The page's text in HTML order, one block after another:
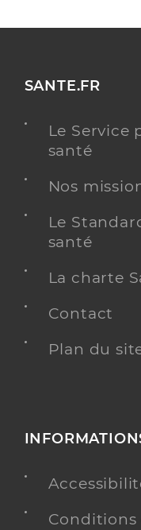
SANTE.FR
Le
santé
Nos
Le
santé
La charte
Contact
Plan du